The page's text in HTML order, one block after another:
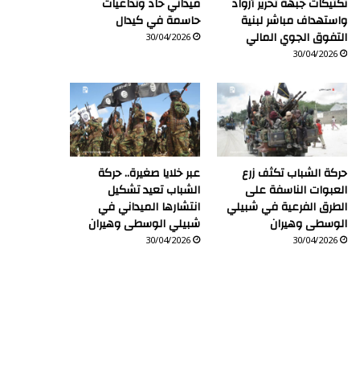
تكتيكات جبهة تحرير أزواد
واستهداف مباشر لبنية
التفوق الجوي المالي
30/04/2026
ميداني حاد وتداعيات
حاسمة في كيدال
30/04/2026
حركة الشباب تكثف زرع
العبوات الناسفة على
الطرق الفرعية في شبيلي
الوسطى وهيران
30/04/2026
عبر خلايا صغيرة.. حركة
الشباب تعيد تشكيل
انتشارها الميداني في
شبيلي الوسطى وهيران
30/04/2026